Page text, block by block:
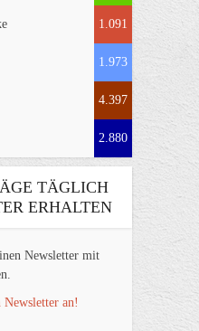
1.091
1.973
4.397
2.880
TÄGLICH
ERHALTEN
Newsletter mit
an!